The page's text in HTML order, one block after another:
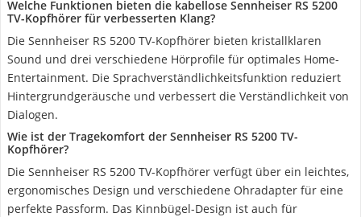
Welche Funktionen bieten die kabellose Sennheiser RS 5200
TV-Kopfhörer für verbesserten Klang?
Die Sennheiser RS 5200 TV-Kopfhörer bieten kristallklaren
Sound und drei verschiedene Hörprofile für optimales Home-
Entertainment. Die Sprachverständlichkeitsfunktion reduziert
Hintergrundgeräusche und verbessert die Verständlichkeit von
Dialogen.
Wie ist der Tragekomfort der Sennheiser RS 5200 TV-
Kopfhörer?
Die Sennheiser RS 5200 TV-Kopfhörer verfügt über ein leichtes,
ergonomisches Design und verschiedene Ohradapter für eine
perfekte Passform. Das Kinnbügel-Design ist auch für